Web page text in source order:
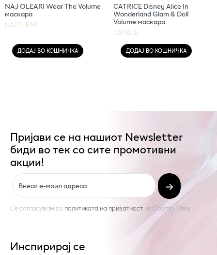
NAJ OLEARI Wear The Volume
маскара
NAJOLEARI
ДОДАЈ ВО КОШНИЧКА
CATRICE Disney Alice In
Wonderland Glam & Doll
Volume маскара
CATRICE
ДОДАЈ ВО КОШНИЧКА
Пријави се на нашиот Newsletter
биди во тек со сите промотивни
акции!
Се согласувам со политиката на приватност на Cosmo Tinex
Инспирирај се